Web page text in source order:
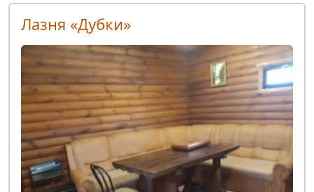
Лазня «Дубки»